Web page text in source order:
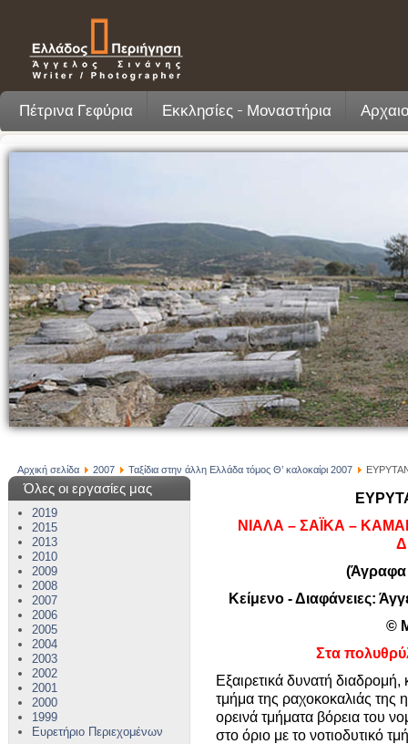
Πέτρινα Γεφύρια Εκκλησίες - Μοναστήρια
Αρχική σελίδα 2007 Ταξίδια στην άλλη Ελλάδα τόμος Θ’ καλοκαίρι 2007
Όλες οι εργασίες μας
2019
2015
2013
2010
2009
2008
2007
2006
2005
2004
2003
2002
2001
2000
1999
Ευρετήριο Περιεχομένων
ΝΙΑΛΑ – ΣΑΪΚΑ –
(Άγραφα
Κείμενο - Διαφάνειες:
©
Στα
Εξαιρετικά δυνατή διαδρομή,
τμήμα της ραχοκοκαλιάς της
ορεινά τμήματα βόρεια του
στο όριο με το νοτιοδυτικό